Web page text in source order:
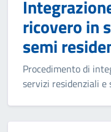
ricovero in
semi
Procedimento di
servizi residenziali e